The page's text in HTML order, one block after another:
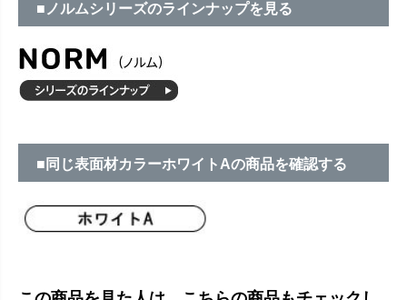
■ノルムシリーズのラインナップを見る
■同じ表面材カラーホワイトAの商品を確認する